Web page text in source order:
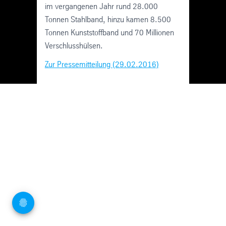
im vergangenen Jahr rund 28.000
Tonnen Stahlband, hinzu kamen 8.500
Tonnen Kunststoffband und 70 Millionen
Verschlusshülsen.
Zur Pressemitteilung (29.02.2016)